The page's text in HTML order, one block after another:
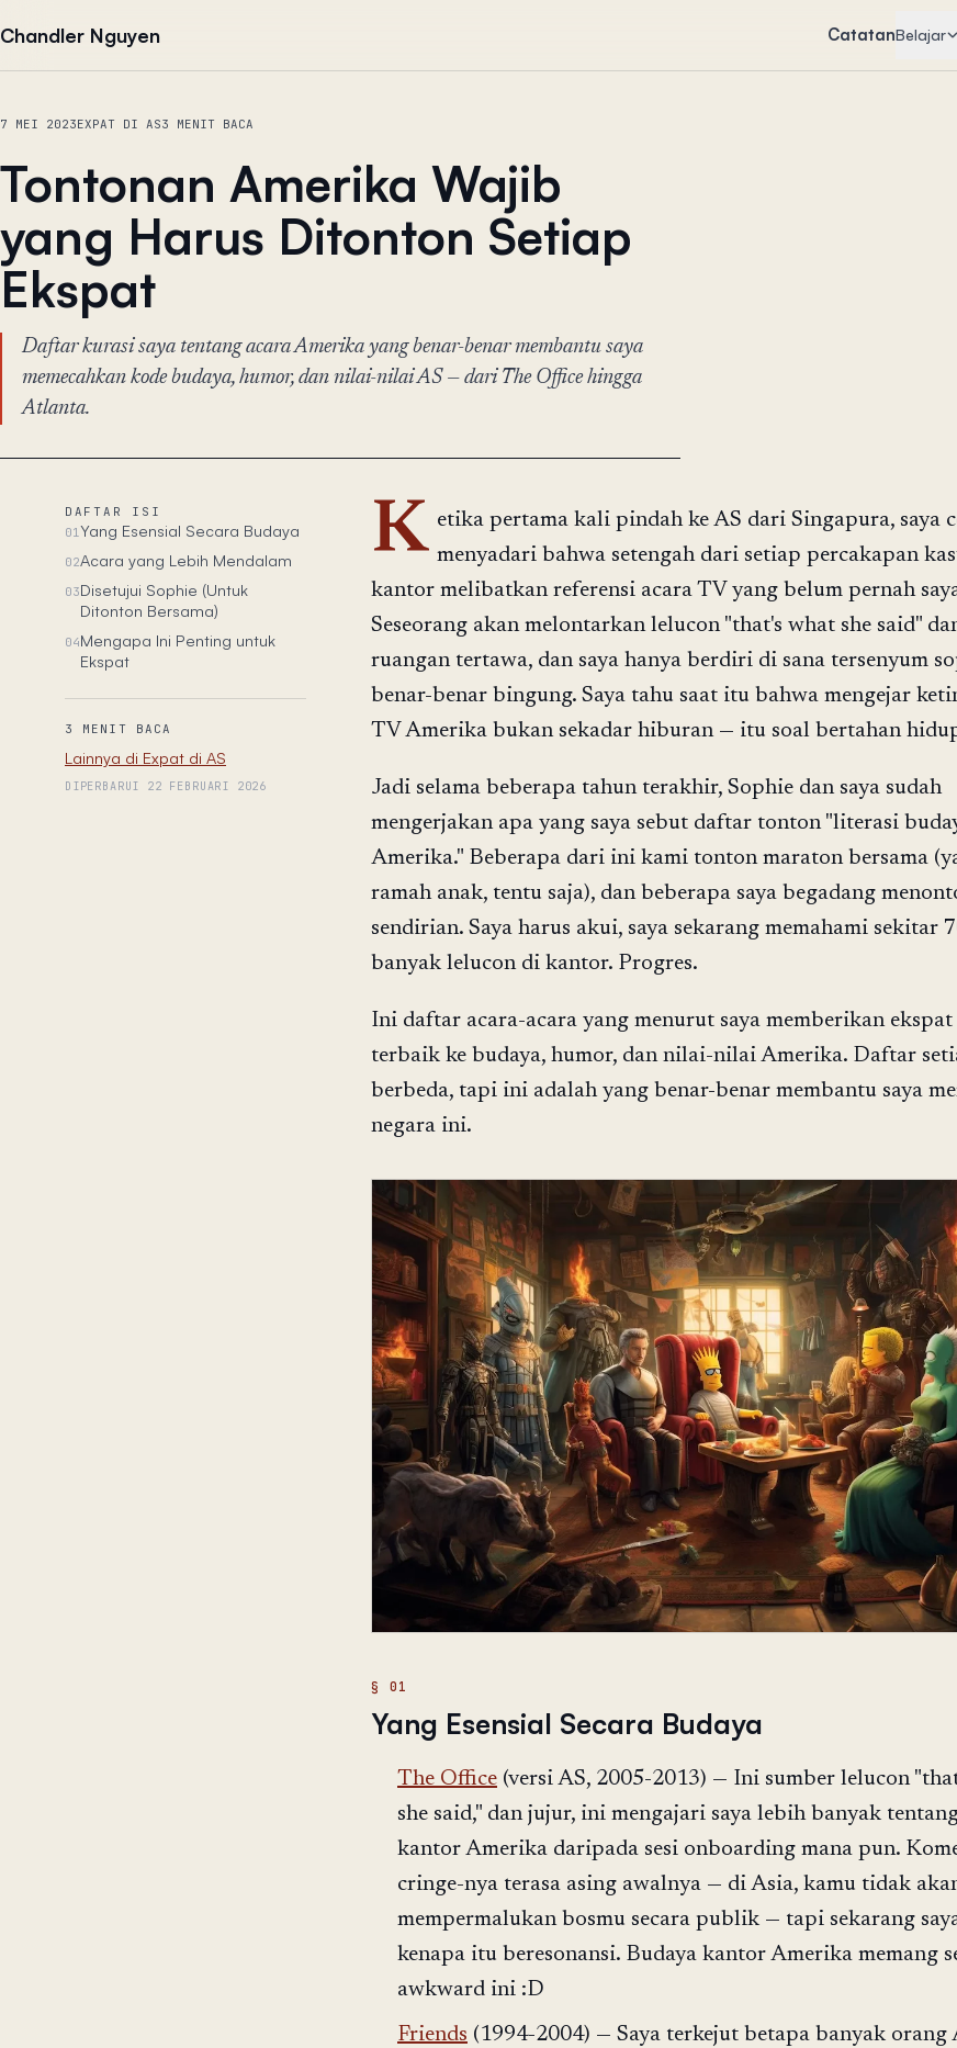
Chandler Nguyen CatatanBelajar
7 MEI 2023EXPAT DI AS3 MENIT BACA
Tontonan Amerika Wajib
yang Harus Ditonton Setiap
Ekspat
Daftar kurasi saya tentang acara Amerika yang benar-benar membantu saya
memecahkan kode budaya, humor, dan nilai-nilai AS — dari The Office hingga
Atlanta.
DAFTAR ISI
01Yang Esensial Secara Budaya
02Acara yang Lebih Mendalam
03Disetujui Sophie (Untuk
Ditonton Bersama)
04Mengapa Ini Penting untuk
Ekspat
3 MENIT BACA
Lainnya di Expat di AS
DIPERBARUI 22 FEBRUARI 2026
K etika pertama kali pindah ke AS dari Singapura, saya
menyadari bahwa setengah dari setiap percakapan
kantor melibatkan referensi acara TV yang belum pernah
Seseorang akan melontarkan lelucon "that's what she said"
ruangan tertawa, dan saya hanya berdiri di sana tersenyum
benar-benar bingung. Saya tahu saat itu bahwa mengejar
TV Amerika bukan sekadar hiburan — itu soal bertahan
Jadi selama beberapa tahun terakhir, Sophie dan saya sudah
mengerjakan apa yang saya sebut daftar tonton "literasi
Amerika." Beberapa dari ini kami tonton maraton bersama
ramah anak, tentu saja), dan beberapa saya begadang
sendirian. Saya harus akui, saya sekarang memahami sekitar
banyak lelucon di kantor. Progres.
Ini daftar acara-acara yang menurut saya memberikan ekspat
terbaik ke budaya, humor, dan nilai-nilai Amerika. Daftar
berbeda, tapi ini adalah yang benar-benar membantu saya
negara ini.
Yang Esensial Secara Budaya
The Office (versi AS, 2005-2013) — Ini sumber lelucon
she said," dan jujur, ini mengajari saya lebih banyak
kantor Amerika daripada sesi onboarding mana pun.
cringe-nya terasa asing awalnya — di Asia, kamu tidak
mempermalukan bosmu secara publik — tapi sekarang
kenapa itu beresonansi. Budaya kantor Amerika memang
awkward ini :D
Friends (1994-2004) — Saya terkejut betapa banyak orang